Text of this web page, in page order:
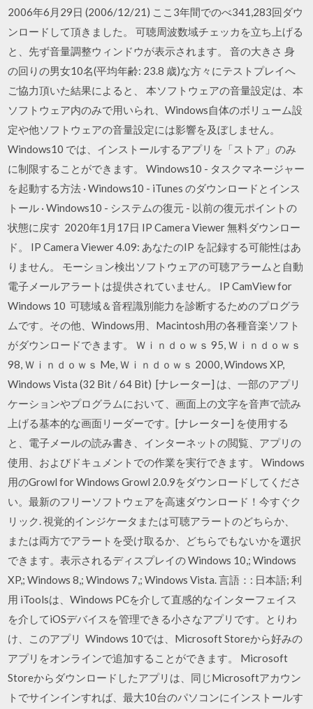
2006年6月29日 (2006/12/21) ここ3年間でのべ341,283回ダウ
ンロードして頂きました。 可聴周波数域チェッカを立ち上げる
と、先ず音量調整ウィンドウが表示されます。 音の大きさ 身
の回りの男女10名(平均年齢: 23.8 歳)な方々にテストプレイへ
ご協力頂いた結果によると、 本ソフトウェアの音量設定は、本
ソフトウェア内のみで用いられ、Windows自体のボリューム設
定や他ソフトウェアの音量設定には影響を及ぼしません。
Windows10 では、インストールするアプリを「ストア」のみ
に制限することができます。 Windows10 - タスクマネージャー
を起動する方法 · Windows10 - iTunes のダウンロードとインス
トール · Windows10 - システムの復元 - 以前の復元ポイントの
状態に戻す 2020年1月17日 IP Camera Viewer 無料ダウンロー
ド。 IP Camera Viewer 4.09: あなたのIP を記録する可能性はあ
りません。 モーション検出ソフトウェアの可聴アラームと自動
電子メールアラートは提供されていません。 IP CamView for
Windows 10 可聴域＆音程識別能力を診断するためのプログラ
ムです。その他、Windows用、Macintosh用の各種音楽ソフト
がダウンロードできます。 Ｗｉｎｄｏｗｓ 95, Ｗｉｎｄｏｗｓ
98, Ｗｉｎｄｏｗｓ Me, Ｗｉｎｄｏｗｓ 2000, Windows XP,
Windows Vista (32 Bit / 64 Bit) [ナレーター] は、一部のアプリ
ケーションやプログラムにおいて、画面上の文字を音声で読み
上げる基本的な画面リーダーです。[ナレーター] を使用する
と、電子メールの読み書き、インターネットの閲覧、アプリの
使用、およびドキュメントでの作業を実行できます。 Windows
用のGrowl for Windows Growl 2.0.9をダウンロードしてくださ
い。最新のフリーソフトウェアを高速ダウンロード！今すぐク
リック. 視覚的インジケータまたは可聴アラートのどちらか、
または両方でアラートを受け取るか、どちらでもないかを選択
できます。表示されるディスプレイの Windows 10,; Windows
XP,; Windows 8,; Windows 7,; Windows Vista. 言語：: 日本語; 利
用 iToolsは、Windows PCを介して直感的なインターフェイス
を介してiOSデバイスを管理できる小さなアプリです。とりわ
け、このアプリ Windows 10では、Microsoft Storeから好みの
アプリをオンラインで追加することができます。 Microsoft
Storeからダウンロードしたアプリは、同じMicrosoftアカウン
トでサインインすれば、最大10台のパソコンにインストールす